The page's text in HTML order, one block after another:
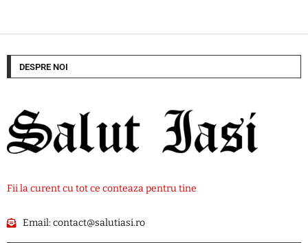
DESPRE NOI
Fii la curent cu tot ce conteaza pentru tine
Email:contact@salutiasi.ro